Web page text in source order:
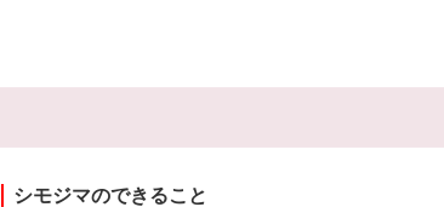
シモジマのできること